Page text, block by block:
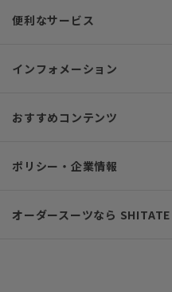
便利なサービス
インフォメーション
おすすめコンテンツ
ポリシー・企業情報
オーダースーツなら SHITATE